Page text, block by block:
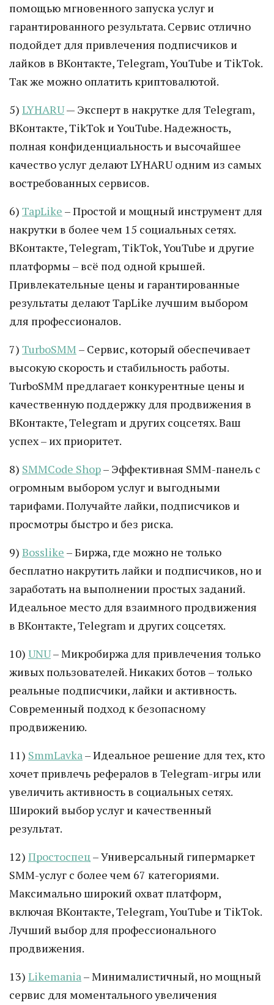
помощью мгновенного запуска услуг и
гарантированного результата. Сервис отлично
подойдет для привлечения подписчиков и
лайков в ВКонтакте, Telegram, YouTube и TikTok.
Так же можно оплатить криптовалютой.
5) LYHARU— Эксперт в накрутке для Telegram,
ВКонтакте, TikTok и YouTube. Надежность,
полная конфиденциальность и высочайшее
качество услуг делают LYHARU одним из самых
востребованных сервисов.
6) TapLike – Простой и мощный инструмент для
накрутки в более чем 15 социальных сетях.
ВКонтакте, Telegram, TikTok, YouTube и другие
платформы – всё под одной крышей.
Привлекательные цены и гарантированные
результаты делают TapLike лучшим выбором
для профессионалов.
7) TurboSMM – Сервис, который обеспечивает
высокую скорость и стабильность работы.
TurboSMM предлагает конкурентные цены и
качественную поддержку для продвижения в
ВКонтакте, Telegram и других соцсетях. Ваш
успех – их приоритет.
8) SMMCode Shop– Эффективная SMM-панель с
огромным выбором услуг и выгодными
тарифами. Получайте лайки, подписчиков и
просмотры быстро и без риска.
9) Bosslike – Биржа, где можно не только
бесплатно накрутить лайки и подписчиков, но и
заработать на выполнении простых заданий.
Идеальное место для взаимного продвижения
в ВКонтакте, Telegram и других соцсетях.
10) UNU– Микробиржа для привлечения только
живых пользователей. Никаких ботов – только
реальные подписчики, лайки и активность.
Современный подход к безопасному
продвижению.
11) SmmLavka– Идеальное решение для тех, кто
хочет привлечь рефералов в Telegram-игры или
увеличить активность в социальных сетях.
Широкий выбор услуг и качественный
результат.
12) Простоспец– Универсальный гипермаркет
SMM-услуг с более чем 67 категориями.
Максимально широкий охват платформ,
включая ВКонтакте, Telegram, YouTube и TikTok.
Лучший выбор для профессионального
продвижения.
13) Likemania– Минималистичный, но мощный
сервис для моментального увеличения